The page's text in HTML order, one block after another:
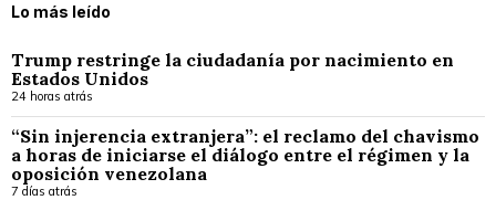
Lo más leído
Trump restringe la ciudadanía por nacimiento en
Estados Unidos
24 horas atrás
“Sin injerencia extranjera”: el reclamo del chavismo
a horas de iniciarse el diálogo entre el régimen y la
oposición venezolana
7 días atrás